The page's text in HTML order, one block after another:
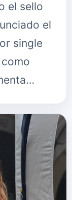
el sello
el
single